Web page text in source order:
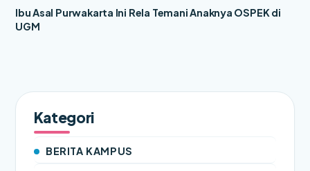
Ibu Asal Purwakarta Ini Rela Temani Anaknya OSPEK di
UGM
Kategori
BERITA KAMPUS